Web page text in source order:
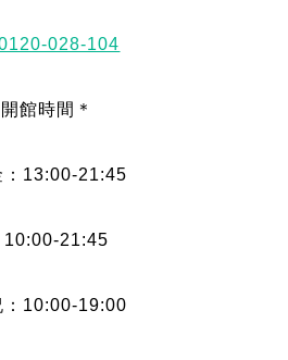
028-104
開館時間＊
：13:00-21:45
10:00-21:45
：10:00-19:00